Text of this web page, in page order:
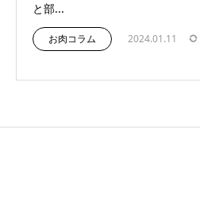
と部...
お肉コラム 2024.01.11